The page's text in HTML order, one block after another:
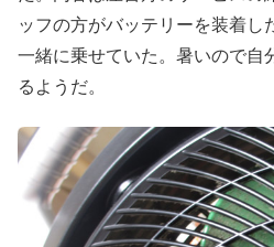
ッフの方がバッテリーを装着し
一緒に乗せていた。暑いので自
るようだ。